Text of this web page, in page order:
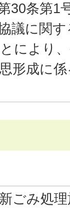
30条第1
議に関
により
形成に
ごみ処